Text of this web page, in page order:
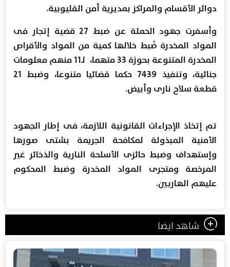
دوائر الأقسام والمراكز بمديرية أمن القليوبية.
وأسفرت جهود الحملة عن ضبط 27 قضية إتجار فى
المواد المخدرة ضُبط خلالها كمية من المواد والأقراص
المخدرة المتنوعة بحوزة 33 متهما، لـ11 منهم معلومات
جنائية، وتنفيذ 7439 حكما قضائيا متنوعا، وضبط 21
قطعة سلاح نارى وأبيض.
تم إتخاذ الإجراءات القانونية اللازمة، فى إطار الجهود
الأمنية المبذولة لمكافحة الجريمة بشتى صورها
وإستهداف وضبط حائزى الأسلحة النارية والذخائر غير
المرخصة ومتجرى المواد المخدرة وضبط المحكوم
عليهم الهاربين.
شاهد ايضا